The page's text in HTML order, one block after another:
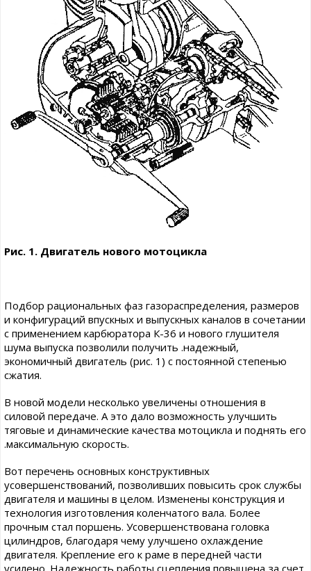
Рис. 1. Двигатель нового мотоцикла
Подбор рациональных фаз газораспределения, размеров
и конфигураций впускных и выпускных каналов в сочетании
с применением карбюратора К-36 и нового глушителя
шума выпуска позволили получить .надежный,
экономичный двигатель (рис. 1) с постоянной степенью
сжатия.
В новой модели несколько увеличены отношения в
силовой передаче. А это дало возможность улучшить
тяговые и динамические качества мотоцикла и поднять его
.максимальную скорость.
Вот перечень основных конструктивных
усовершенствований, позволивших повысить срок службы
двигателя и машины в целом. Изменены конструкция и
технология изготовления коленчатого вала. Более
прочным стал поршень. Усовершенствована головка
цилиндров, благодаря чему улучшено охлаждение
двигателя. Крепление его к раме в передней части
усилено. Надежность работы сцепления повышена за счет